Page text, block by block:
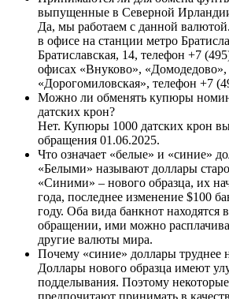
выпущенные в Северной
Да, мы работаем с данной
в офисе на станции метро
Братиславская, 14, телефон +7
офисах «Внуково»,
«Дорогомиловская», телефон +7
Можно ли обменять купюры
датских крон?
Нет. Купюры 1000 датских крон
обращения 01.06.2025.
Что означает «белые» и «синие»
«Белыми» называют доллары
«Синими» – нового образца, их
года, последнее изменение $100
году. Оба вида банкнот находятся
обращении, ими можно
другие валюты мира.
Почему «синие» доллары труднее
Доллары нового образца имеют
подделывания. Поэтому